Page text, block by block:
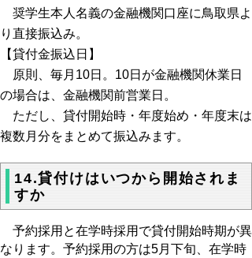
奨学生本人名義の金融機関口座に鳥取県よ
り直接振込み。
【貸付金振込日】
原則、毎月10日。10日が金融機関休業日
の場合は、金融機関前営業日。
ただし、貸付開始時・年度始め・年度末は
複数月分をまとめて振込みます。
14.貸付けはいつから開始されま
すか
予約採用と在学時採用で貸付開始時期が異
なります。予約採用の方は5月下旬、在学時